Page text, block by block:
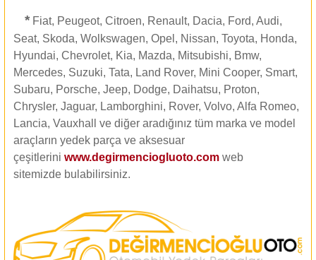
* Fiat, Peugeot, Citroen, Renault, Dacia, Ford, Audi,
Seat, Skoda, Wolkswagen, Opel, Nissan, Toyota, Honda,
Hyundai, Chevrolet, Kia, Mazda, Mitsubishi, Bmw,
Mercedes, Suzuki, Tata, Land Rover, Mini Cooper, Smart,
Subaru, Porsche, Jeep, Dodge, Daihatsu, Proton,
Chrysler, Jaguar, Lamborghini, Rover, Volvo, Alfa Romeo,
Lancia, Vauxhall ve diğer aradığınız tüm marka ve model
araçların yedek parça ve aksesuar
çeşitlerini www.degirmenciogluoto.com web
sitemizde bulabilirsiniz.